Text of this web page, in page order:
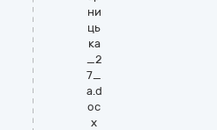
ни
ць
ка
_2
7_
а.d
oc
x